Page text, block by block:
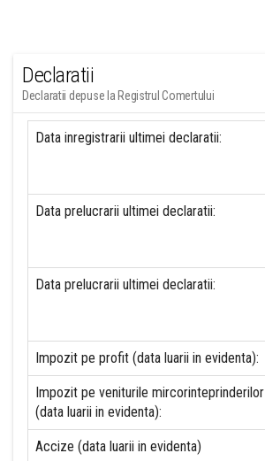
Declaratii
Declaratii depuse la Registrul Comertului
Data inregistrarii ultimei declaratii:
Data prelucrarii ultimei declaratii:
Data prelucrarii ultimei declaratii:
Impozit pe profit (data luarii in evidenta):
Impozit pe veniturile mircorinteprinderilor
(data luarii in evidenta):
Accize (data luarii in evidenta)